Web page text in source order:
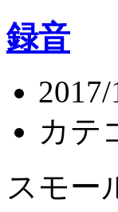
録音
カテ
スモー